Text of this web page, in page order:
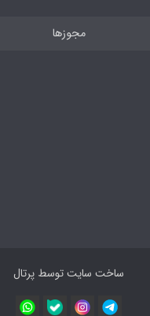
مجوزها
ساخت سایت توسطپرتال